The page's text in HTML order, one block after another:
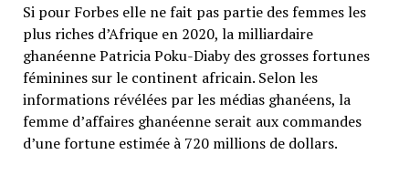
Si pour Forbes elle ne fait pas partie des femmes les
plus riches d’Afrique en 2020, la milliardaire
ghanéenne Patricia Poku-Diaby des grosses fortunes
féminines sur le continent africain. Selon les
informations révélées par les médias ghanéens, la
femme d’affaires ghanéenne serait aux commandes
d’une fortune estimée à 720 millions de dollars.